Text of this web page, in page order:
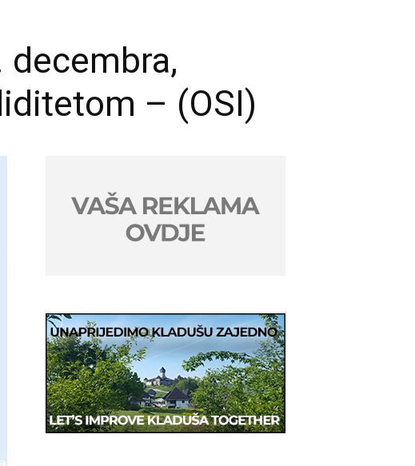
decembra,
– (OSI)